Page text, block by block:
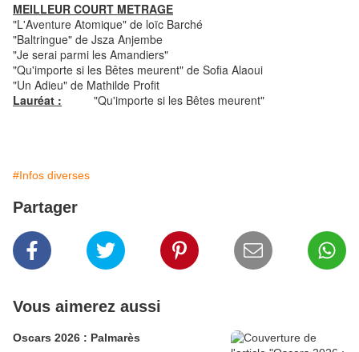
MEILLEUR COURT METRAGE
"L'Aventure Atomique" de loïc Barché
"Baltringue" de Jsza Anjembe
"Je serai parmi les Amandiers"
"Qu'importe si les Bêtes meurent" de Sofia Alaoui
"Un Adieu" de Mathilde Profit
Lauréat : "Qu'importe si les Bêtes meurent"
#Infos diverses
Partager
Vous aimerez aussi
Oscars 2026 : Palmarès